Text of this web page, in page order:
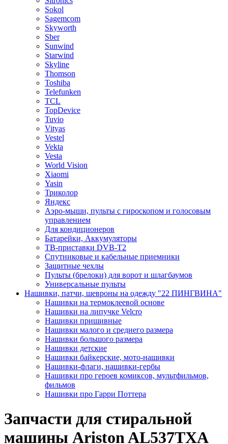
Sokol
Sagemcom
Skyworth
Sber
Sunwind
Starwind
Skyline
Thomson
Toshiba
Telefunken
TCL
TopDevice
Tuvio
Vityas
Vestel
Vekta
Vesta
World Vision
Xiaomi
Yasin
Триколор
Яндекс
Аэро-мыши, пульты с гироскопом и голосовым
управлением
Для кондиционеров
Батарейки, Аккумуляторы
ТВ-приставки DVB-T2
Спутниковые и кабельные приемники
Защитные чехлы
Пульты (брелоки) для ворот и шлагбаумов
Универсальные пульты
Нашивки, патчи, шевроны на одежду "22 ПИНГВИНА"
Нашивки на термоклеевой основе
Нашивки на липучке Velcro
Нашивки пришивные
Нашивки малого и среднего размера
Нашивки большого размера
Нашивки детские
Нашивки байкерские, мото-нашивки
Нашивки-флаги, нашивки-гербы
Нашивки про героев комиксов, мультфильмов,
фильмов
Нашивки про Гарри Поттера
Запчасти для стиральной
машины Ariston AL537TXA